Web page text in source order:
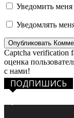
Уведомить
Уведомлять
Captcha verification
оценка
с нами!
ПОДПИШИСЬ